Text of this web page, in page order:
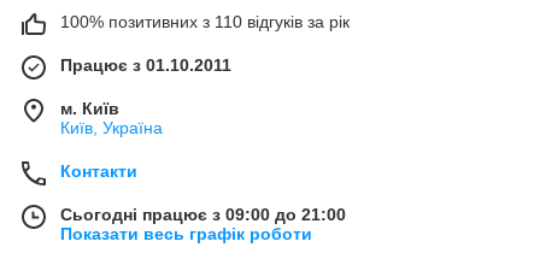
100% позитивних з 110 відгуків за рік
Працює з 01.10.2011
м. Київ
Київ, Україна
Контакти
Сьогодні працює з 09:00 до 21:00
Показати весь графік роботи